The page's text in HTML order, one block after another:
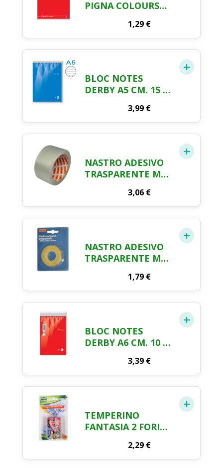
PIGNA COLOURS
1,29 €
BLOC NOTES
DERBY A5 CM. 15 X
3,99 €
NASTRO ADESIVO
TRASPARENTE MM.
3,06 €
NASTRO ADESIVO
TRASPARENTE MM.
1,79 €
BLOC NOTES
DERBY A6 CM. 10 X
3,39 €
TEMPERINO
FANTASIA 2 FORI
2,29 €